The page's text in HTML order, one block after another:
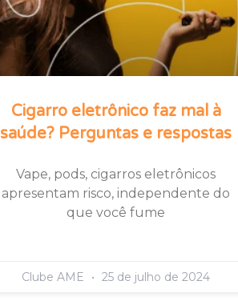
Cigarro eletrônico faz mal à
saúde? Perguntas e respostas
Vape, pods, cigarros eletrônicos
apresentam risco, independente do
que você fume
Clube AME 25 de julho de 2024